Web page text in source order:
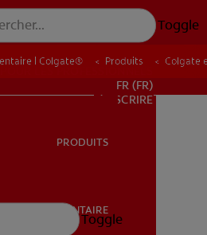
Toggle
SANTÉ BUCCO-DENTAIRE
POUR LES PROFESSIONNELS
FR (FR)
S’INSCRIRE
PRODUITS
BUCCO-DENTAIRE
Toggle
| Colgate® Produits Colgate